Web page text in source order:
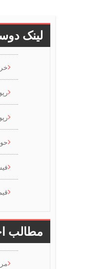
لینک
مطالب